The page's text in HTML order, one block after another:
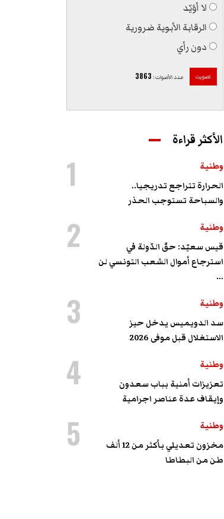
لا أؤيّد
الرقابة الأبوية ضرورية
دون رأي
تصويت عدد الأصوات:
3863
الأكثر قراءة
وطنية
الحرارة تتراجع تدريجيا..
والسباحة تستوجب الحذر
1
وطنية
قيس سعيّد: حقّ الدّولة في
استرجاع أموال الشعب التونسي لن
...
2
وطنية
سد الدويميس يدخل حيز
الاستغلال قبل موفى 2026
3
وطنية
تعزيزات أمنية بباب سعدون
وإيقاف عدة عناصر اجرامية
4
وطنية
مخزون تعديلي بأكثر من 12 ألف
طن من البطاطا
5